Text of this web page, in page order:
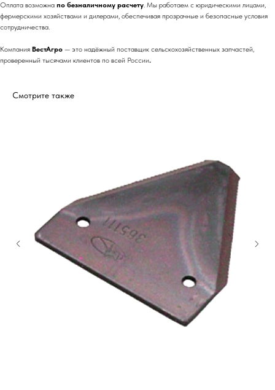
Оплата возможна по безналичному расчету. Мы работаем с юридическими лицами,
фермерскими хозяйствами и дилерами, обеспечивая прозрачные и безопасные условия
сотрудничества.
Компания ВестАгро — это надёжный поставщик сельскохозяйственных запчастей,
проверенный тысячами клиентов по всей России.
Смотрите также